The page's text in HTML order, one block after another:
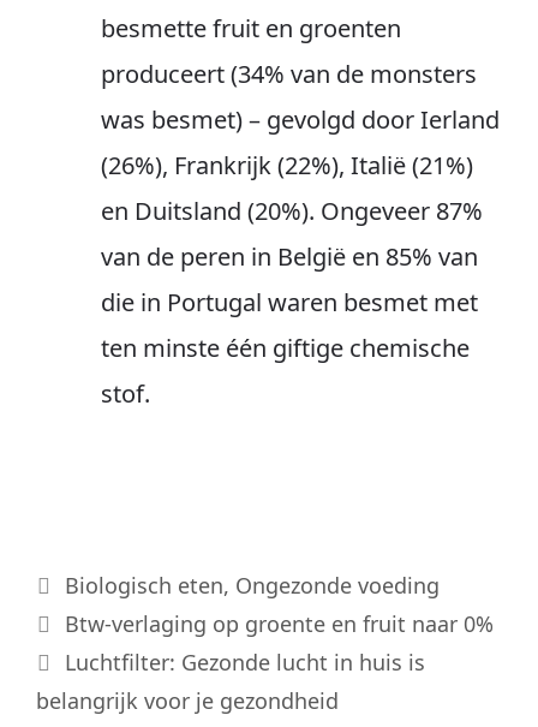
besmette fruit en groenten
produceert (34% van de monsters
was besmet) – gevolgd door Ierland
(26%), Frankrijk (22%), Italië (21%)
en Duitsland (20%). Ongeveer 87%
van de peren in België en 85% van
die in Portugal waren besmet met
ten minste één giftige chemische
stof.
Categorieën
Biologisch eten, Ongezonde voeding
Btw-verlaging op groente en fruit naar 0%
Luchtfilter: Gezonde lucht in huis is
belangrijk voor je gezondheid